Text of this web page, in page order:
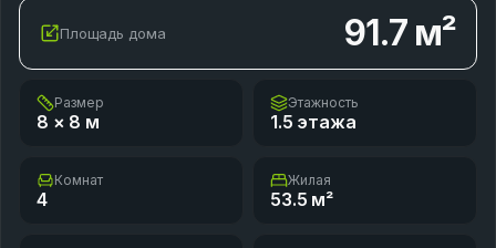
Площадь дома 91.7м²
Размер
8 × 8 м
Этажность
1.5 этажа
Комнат
4
Жилая
53.5 м²